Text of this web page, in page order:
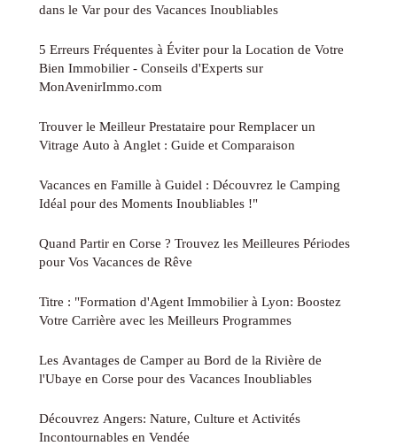
dans le Var pour des Vacances Inoubliables
5 Erreurs Fréquentes à Éviter pour la Location de Votre
Bien Immobilier - Conseils d'Experts sur
MonAvenirImmo.com
Trouver le Meilleur Prestataire pour Remplacer un
Vitrage Auto à Anglet : Guide et Comparaison
Vacances en Famille à Guidel : Découvrez le Camping
Idéal pour des Moments Inoubliables !"
Quand Partir en Corse ? Trouvez les Meilleures Périodes
pour Vos Vacances de Rêve
Titre : "Formation d'Agent Immobilier à Lyon: Boostez
Votre Carrière avec les Meilleurs Programmes
Les Avantages de Camper au Bord de la Rivière de
l'Ubaye en Corse pour des Vacances Inoubliables
Découvrez Angers: Nature, Culture et Activités
Incontournables en Vendée